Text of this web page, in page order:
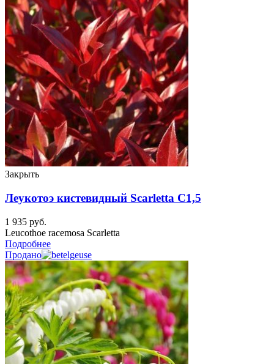
Закрыть
Леукотоэ кистевидный Scarletta C1,5
1 935 руб.
Leucothoe racemosa Scarletta
Подробнее
Продано